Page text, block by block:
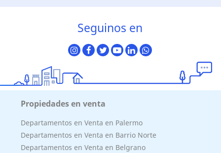
Seguinos en
Propiedades en venta
Departamentos en Venta en Palermo
Departamentos en Venta en Barrio Norte
Departamentos en Venta en Belgrano